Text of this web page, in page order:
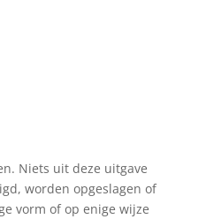
Niets uit deze uitgave
worden opgeslagen of
vorm of op enige wijze